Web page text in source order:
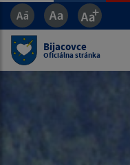
Bijacovce
Oficiálna stránka